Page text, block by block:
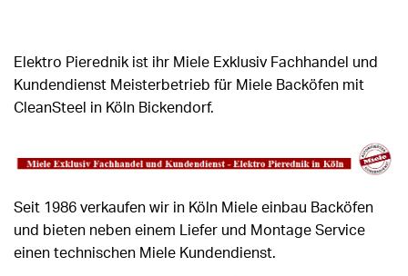
Elektro Pierednik ist ihr Miele Exklusiv Fachhandel und
Kundendienst Meisterbetrieb für Miele Backöfen mit
CleanSteel in Köln Bickendorf.
Seit 1986 verkaufen wir in Köln Miele einbau Backöfen
und bieten neben einem Liefer und Montage Service
einen technischen Miele Kundendienst.